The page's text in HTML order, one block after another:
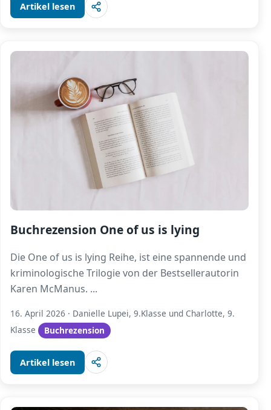
Artikel lesen
Buchrezension One of us is lying
Die One of us is lying Reihe, ist eine spannende und
kriminologische Trilogie von der Bestsellerautorin
Karen McManus. ...
16. April 2026 · Danielle Lupei, 9.Klasse und Charlotte, 9.
Klasse
Buchrezension
Artikel lesen